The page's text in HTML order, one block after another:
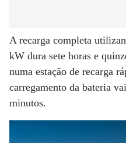
A recarga completa
kW dura sete horas e
numa estação de recarga
carregamento da bateria
minutos.